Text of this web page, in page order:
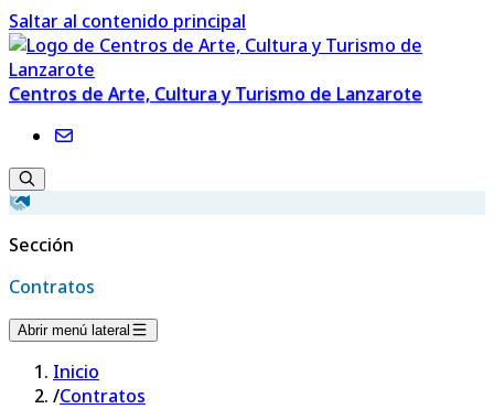
Saltar al contenido principal
Centros de Arte, Cultura y Turismo de Lanzarote
Sección
Contratos
Abrir menú lateral
Inicio
/Contratos